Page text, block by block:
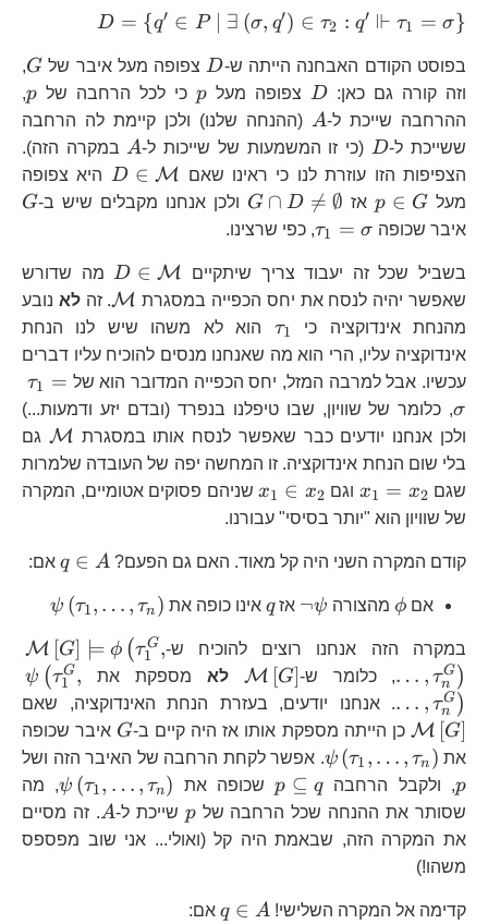
D = {q′ ∈ P ∃ (σ, q′) ∈ τ2 : q′ ⊩ τ1 = σ}
בפוסט הקודם האבחנה הייתה ש-
D
D צפופה מעל איבר של G
G
,
וזה קורה גם כאן:
D D צפופה מעל
p
p כי לכל הרחבה של p
p
,
ההרחבה שייכת ל-
A A (ההנחה שלנו) ולכן קיימת לה הרחבה
ששייכת ל-
D D (כי זו המשמעות של שייכות ל-A
A במקרה הזה).
הצפיפות הזו עוזרת לנו כי ראינו שאם
D ∈ M
היא צפופה
מעל
p\in
p ∈ G אז
G\cap
D\ne\emptyset
G ∩ D 
= ∅ ולכן אנחנו מקבלים שיש ב-G
איבר שכופה \tau_{1}=\sigma
τ1 = σ , כפי שרצינו.
בשביל שכל זה יעבוד צריך שיתקיים D ∈ M
מה שדורש
שאפשר יהיה לנסח את יחס הכפייה במסגרת M. זהלא נובע
מהנחת אינדוקציה כי
\tau_{1}
τ1
הוא לא משהו שיש לנו הנחת
אינדוקציה עליו, הרי הוא מה שאנחנו מנסים להוכיח עליו דברים
עכשיו. אבל למרבה המזל, יחס הכפייה המדובר הוא של
τ1 =
σ, כלומר של שוויון, שבו טיפלנו בנפרד (ובדם יזע ודמעות...)
ולכן אנחנו יודעים כבר שאפשר לנסח אותו במסגרת M גם
בלי שום הנחת אינדוקציה. זו המחשה יפה של העובדה שלמרות
שגם
x_{1}=x_{2} x1 = x2 וגם
x_{1}\in
x_{2}
x1 ∈ x2
שניהם פסוקים אטומיים, המקרה
של שוויון הוא "יותר בסיסי" עבורנו.
קודם המקרה השני היה קל מאוד. האם גם הפעם?
q\in
q ∈ A אם:
אם \phi ϕ מהצורה \neg\psi ¬ψ אז q q אינו כופה את ψ (τ1, … , τn )
במקרה הזה אנחנו רוצים להוכיח ש- M [G] ⊨ ϕ (τ1
G ,
… , τn
G ) , כלומר ש- M [G] לא מספקת את ψ (τ1
G ,
… , τn
G ) . אנחנו יודעים, בעזרת הנחת האינדוקציה, שאם
M [G] כן הייתה מספקת אותו אז היה קיים ב-
G
G איבר שכופה
את
ψ (τ1 , … , τn ) . אפשר לקחת הרחבה של האיבר הזה ושל
p, ולקבל הרחבה
p\subseteq
q
p ⊆ q שכופה את ψ (τ1, … , τn)
, מה
שסותר את ההנחה שכל הרחבה של
p
p שייכת ל- A
A. זה מסיים
את המקרה הזה, שבאמת היה קל (ואולי... אני שוב מפספס
משהו!)
קדימה אל המקרה השלישי!
q\in
q ∈ A אם: